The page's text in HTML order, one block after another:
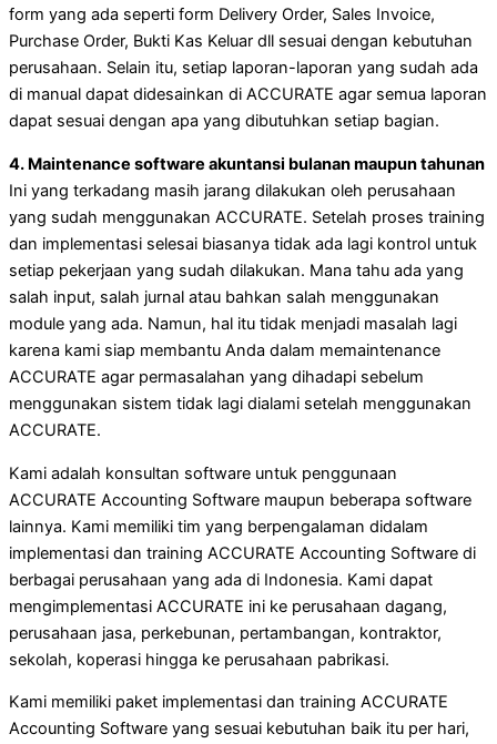
form yang ada seperti form Delivery Order, Sales Invoice,
Purchase Order, Bukti Kas Keluar dll sesuai dengan kebutuhan
perusahaan. Selain itu, setiap laporan-laporan yang sudah ada
di manual dapat didesainkan di ACCURATE agar semua laporan
dapat sesuai dengan apa yang dibutuhkan setiap bagian.
4. Maintenance software akuntansi bulanan maupun tahunan
Ini yang terkadang masih jarang dilakukan oleh perusahaan
yang sudah menggunakan ACCURATE. Setelah proses training
dan implementasi selesai biasanya tidak ada lagi kontrol untuk
setiap pekerjaan yang sudah dilakukan. Mana tahu ada yang
salah input, salah jurnal atau bahkan salah menggunakan
module yang ada. Namun, hal itu tidak menjadi masalah lagi
karena kami siap membantu Anda dalam memaintenance
ACCURATE agar permasalahan yang dihadapi sebelum
menggunakan sistem tidak lagi dialami setelah menggunakan
ACCURATE.
Kami adalah konsultan software untuk penggunaan
ACCURATE Accounting Software maupun beberapa software
lainnya. Kami memiliki tim yang berpengalaman didalam
implementasi dan training ACCURATE Accounting Software di
berbagai perusahaan yang ada di Indonesia. Kami dapat
mengimplementasi ACCURATE ini ke perusahaan dagang,
perusahaan jasa, perkebunan, pertambangan, kontraktor,
sekolah, koperasi hingga ke perusahaan pabrikasi.
Kami memiliki paket implementasi dan training ACCURATE
Accounting Software yang sesuai kebutuhan baik itu per hari,